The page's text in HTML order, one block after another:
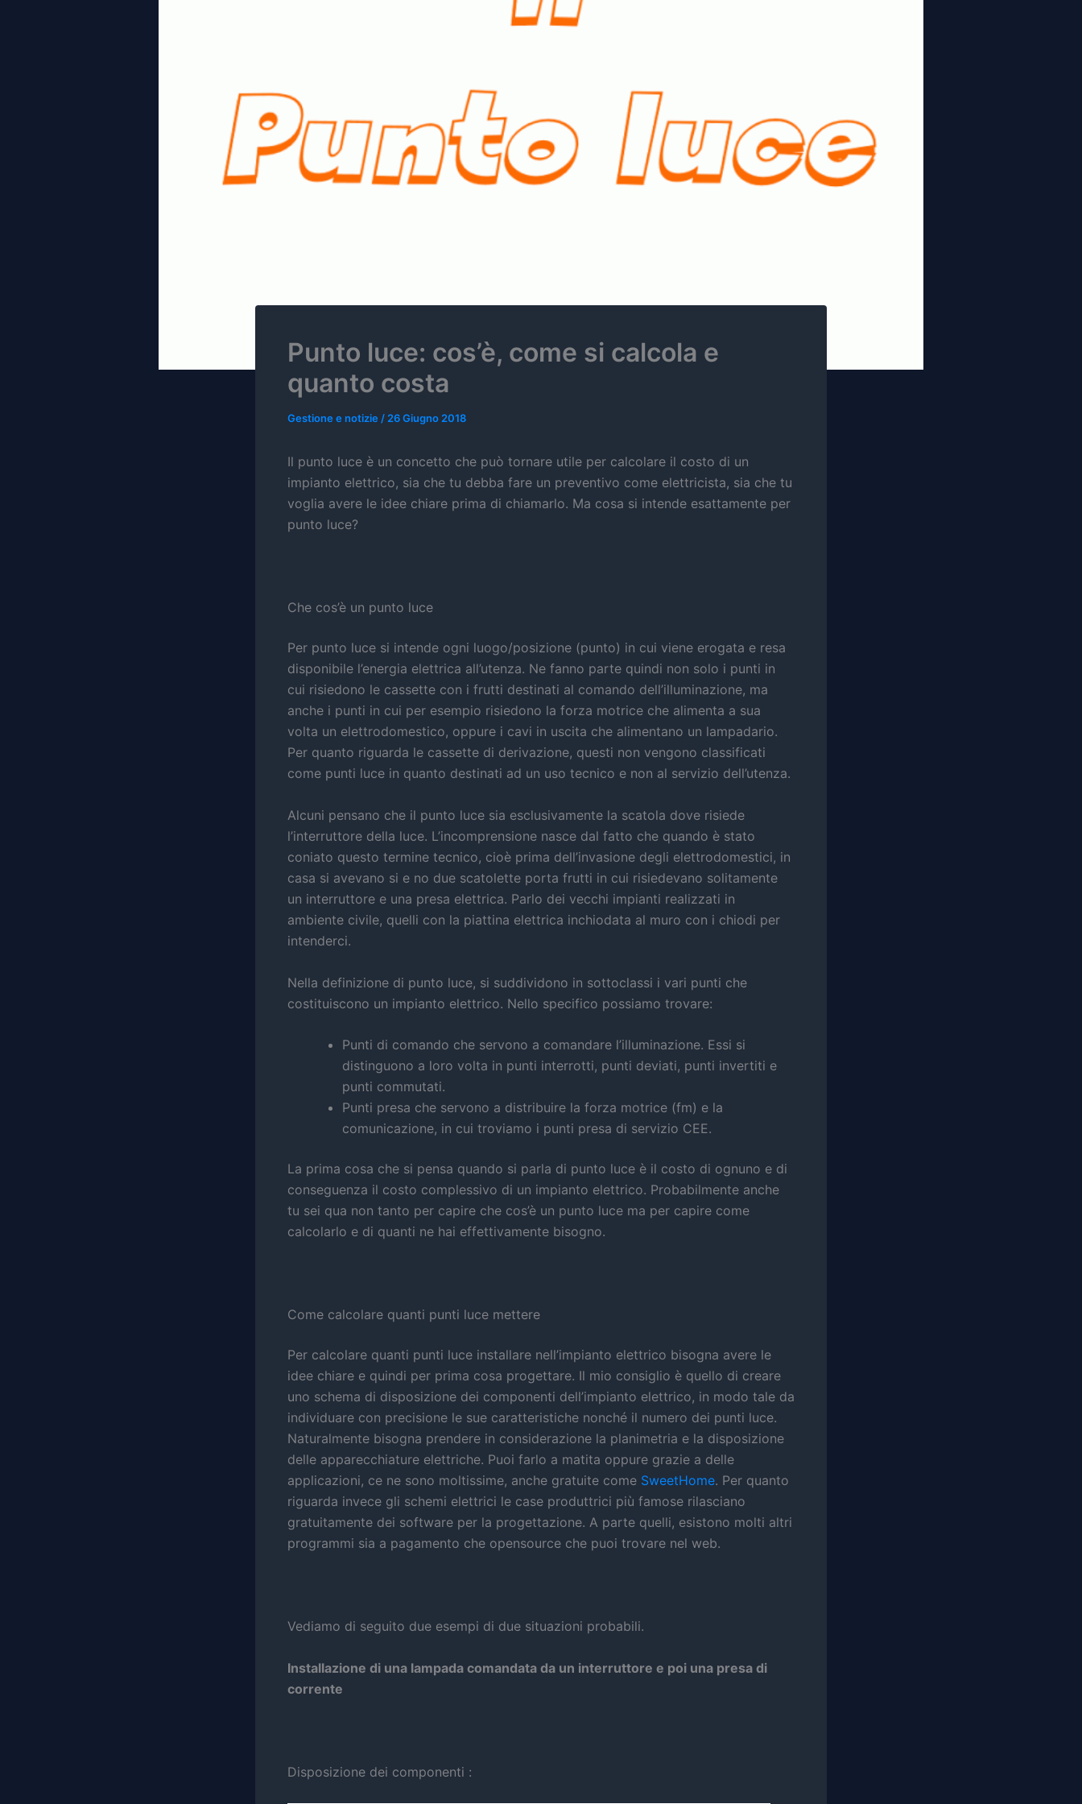
Punto luce: cos’è, come si calcola e
quanto costa
Gestione e notizie / 26 Giugno 2018
Il punto luce è un concetto che può tornare utile per calcolare il costo di un
impianto elettrico, sia che tu debba fare un preventivo come elettricista, sia che tu
voglia avere le idee chiare prima di chiamarlo. Ma cosa si intende esattamente per
punto luce?
Che cos’è un punto luce
Per punto luce si intende ogni luogo/posizione (punto) in cui viene erogata e resa
disponibile l’energia elettrica all’utenza. Ne fanno parte quindi non solo i punti in
cui risiedono le cassette con i frutti destinati al comando dell’illuminazione, ma
anche i punti in cui per esempio risiedono la forza motrice che alimenta a sua
volta un elettrodomestico, oppure i cavi in uscita che alimentano un lampadario.
Per quanto riguarda le cassette di derivazione, questi non vengono classificati
come punti luce in quanto destinati ad un uso tecnico e non al servizio dell’utenza.
Alcuni pensano che il punto luce sia esclusivamente la scatola dove risiede
l’interruttore della luce. L’incomprensione nasce dal fatto che quando è stato
coniato questo termine tecnico, cioè prima dell’invasione degli elettrodomestici, in
casa si avevano si e no due scatolette porta frutti in cui risiedevano solitamente
un interruttore e una presa elettrica. Parlo dei vecchi impianti realizzati in
ambiente civile, quelli con la piattina elettrica inchiodata al muro con i chiodi per
intenderci.
Nella definizione di punto luce, si suddividono in sottoclassi i vari punti che
costituiscono un impianto elettrico. Nello specifico possiamo trovare:
Punti di comando che servono a comandare l’illuminazione. Essi si
distinguono a loro volta in punti interrotti, punti deviati, punti invertiti e
punti commutati.
Punti presa che servono a distribuire la forza motrice (fm) e la
comunicazione, in cui troviamo i punti presa di servizio CEE.
La prima cosa che si pensa quando si parla di punto luce è il costo di ognuno e di
conseguenza il costo complessivo di un impianto elettrico. Probabilmente anche
tu sei qua non tanto per capire che cos’è un punto luce ma per capire come
calcolarlo e di quanti ne hai effettivamente bisogno.
Come calcolare quanti punti luce mettere
Per calcolare quanti punti luce installare nell’impianto elettrico bisogna avere le
idee chiare e quindi per prima cosa progettare. Il mio consiglio è quello di creare
uno schema di disposizione dei componenti dell’impianto elettrico, in modo tale da
individuare con precisione le sue caratteristiche nonché il numero dei punti luce.
Naturalmente bisogna prendere in considerazione la planimetria e la disposizione
delle apparecchiature elettriche. Puoi farlo a matita oppure grazie a delle
applicazioni, ce ne sono moltissime, anche gratuite come SweetHome. Per quanto
riguarda invece gli schemi elettrici le case produttrici più famose rilasciano
gratuitamente dei software per la progettazione. A parte quelli, esistono molti altri
programmi sia a pagamento che opensource che puoi trovare nel web.
Vediamo di seguito due esempi di due situazioni probabili.
Installazione di una lampada comandata da un interruttore e poi una presa di
corrente
Disposizione dei componenti :